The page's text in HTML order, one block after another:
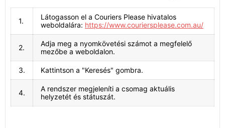
1.
Látogasson el a Couriers Please hivatalos
weboldalára: https://www.couriersplease.com.au/
2.
Adja meg a nyomkövetési számot a megfelelő
mezőbe a weboldalon.
3. Kattintson a "Keresés" gombra.
4.
A rendszer megjeleníti a csomag aktuális
helyzetét és státuszát.